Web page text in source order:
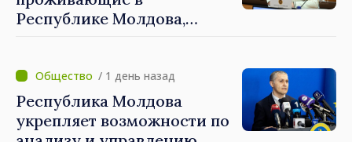
Республике Молдова,
социальной и финансовой
интеграции
/ 1 день назад
Республика Молдова
укрепляет возможности по